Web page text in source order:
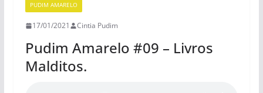
PUDIM AMARELO
17/01/2021 Cintia Pudim
Pudim Amarelo #09 – Livros
Malditos.